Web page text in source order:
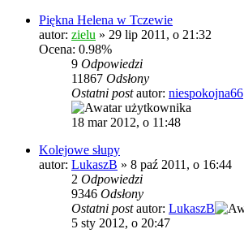
Piękna Helena w Tczewie
autor: zielu » 29 lip 2011, o 21:32
Ocena: 0.98%
9 Odpowiedzi
11867 Odsłony
Ostatni postautor: niespokojna66
18 mar 2012, o 11:48
Kolejowe słupy
autor: LukaszB » 8 paź 2011, o 16:44
2 Odpowiedzi
9346 Odsłony
Ostatni postautor: LukaszB
5 sty 2012, o 20:47